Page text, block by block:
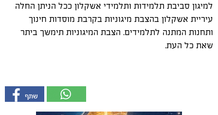
למיגון סביבת תלמידות ותלמידי אשקלון ככל הניתן החלה
עיריית אשקלון בהצבת מיגוניות בקרבת מוסדות חינוך
ותחנות המתנה לתלמידים. הצבת המיגוניות תימשך ביתר
שאת כל העת.